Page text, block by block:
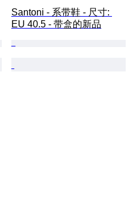
Santoni - 系带鞋 - 尺寸:
EU 40.5 - 带盒的新品